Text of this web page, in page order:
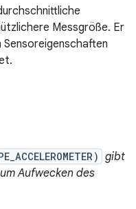
Messgröße. Er
gibt
Aufwecken des